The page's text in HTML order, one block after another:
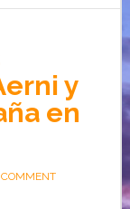
y
en